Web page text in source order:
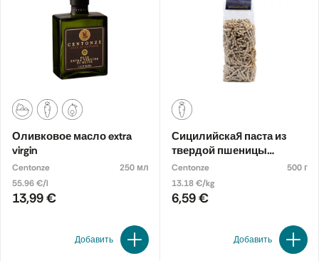
Оливковое масло extra
virgin
Centonze
250 мл
55.96 €/l
13,99 €
Добавить
Сицилийская паста из
твердой пшеницы
BUSIATE
Centonze
500 г
13.18 €/kg
6,59 €
Добавить